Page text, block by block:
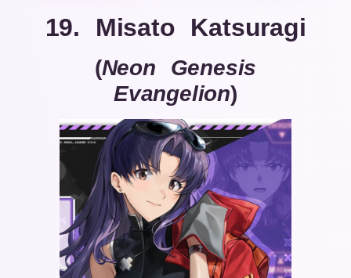
19. Misato Katsuragi
(Neon Genesis
Evangelion)